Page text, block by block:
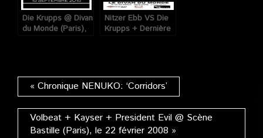
Die Krupps @ Divan
du Monde (Paris),
Nitzer Ebb VS Die
Krupps + Dernière
« Chronique NENUKO: ‘Corridors’
Volbeat + Kayser + President Evil @ Scène
Bastille (Paris), le 22 février 2008 »